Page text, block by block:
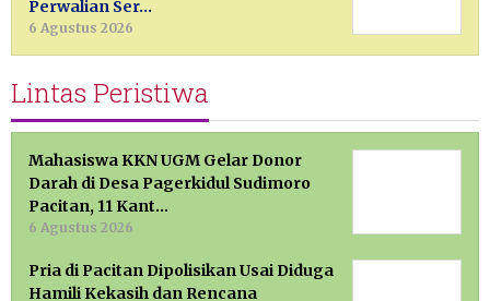
Perwalian Ser…
6 Agustus 2026
Lintas Peristiwa
Mahasiswa KKN UGM Gelar Donor
Darah di Desa Pagerkidul Sudimoro
Pacitan, 11 Kant…
6 Agustus 2026
Pria di Pacitan Dipolisikan Usai Diduga
Hamili Kekasih dan Rencana